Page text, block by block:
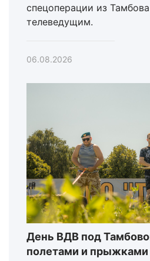
спецоперации из
телеведущим.
06.08.2026
День ВДВ под
полетами и